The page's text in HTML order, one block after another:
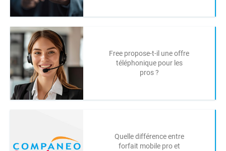
Free propose-t-il une offre
téléphonique pour les
pros ?
Quelle différence entre
forfait mobile pro et